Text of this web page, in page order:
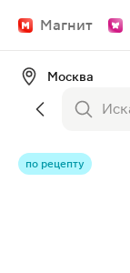
Магнит
Москва
по рецепту